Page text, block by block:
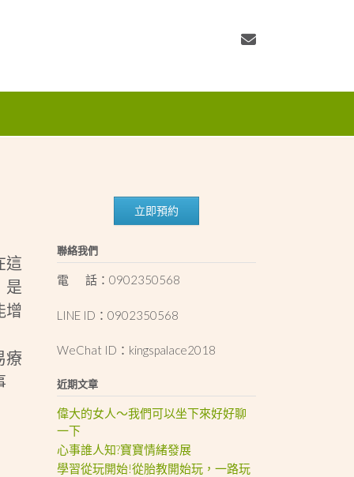
這
是
增
療
立即預約
聯絡我們
電 話：0902350568
LINE ID：0902350568
WeChat ID：kingspalace2018
近期文章
偉大的女人～我們可以坐下來好好聊
一下
心事誰人知?寶寶情緒發展
學習從玩開始!從胎教開始玩，一路玩